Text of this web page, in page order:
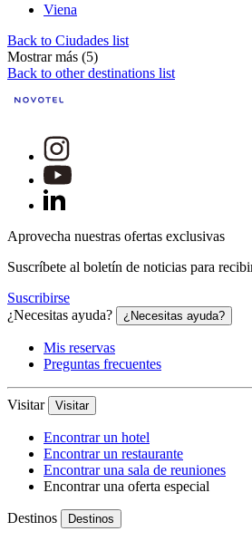
Viena
Back to Ciudades list
Mostrar más (5)
Back to other destinations list
Aprovecha nuestras ofertas exclusivas
Suscríbete al boletín de noticias para
Suscribirse
¿Necesitas ayuda?
¿Necesitas ayuda?
Mis reservas
Preguntas frecuentes
Visitar Visitar
Encontrar un hotel
Encontrar un restaurante
Encontrar una sala de reuniones
Encontrar una oferta especial
Destinos Destinos